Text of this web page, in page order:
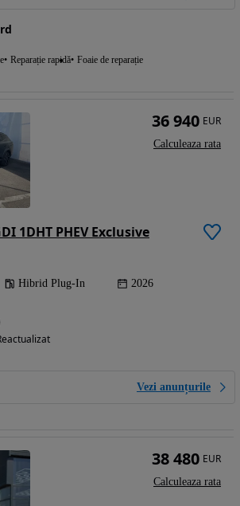
Reparație rapidă Foaie de reparație
1DHT PHEV Exclusive
Hibrid Plug-In 2026
Vezi anunțurile
36 940 EUR
Calculeaza rata
38 480 EUR
Calculeaza rata